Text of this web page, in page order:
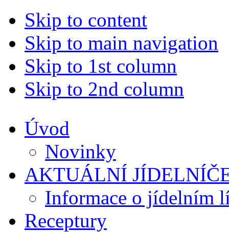
Skip to content
Skip to main navigation
Skip to 1st column
Skip to 2nd column
Úvod
Novinky
AKTUÁLNÍ
Informace o jídelním
Receptury